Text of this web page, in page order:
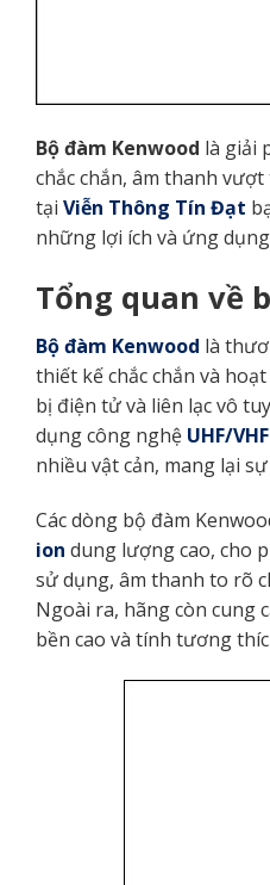
Bộ đàm Kenwood là giải
chắc chắn, âm thanh
tại Viễn Thông Tín Đạt
những lợi ích và ứng
Tổng quan về
Bộ đàm Kenwood là
thiết kế chắc chắn và
bị điện tử và liên lạc vô
dụng công nghệ UHF/VHF
nhiều vật cản, mang lại
Các dòng bộ đàm
ion dung lượng cao, cho
sử dụng, âm thanh to rõ
Ngoài ra, hãng còn cung
bền cao và tính tương